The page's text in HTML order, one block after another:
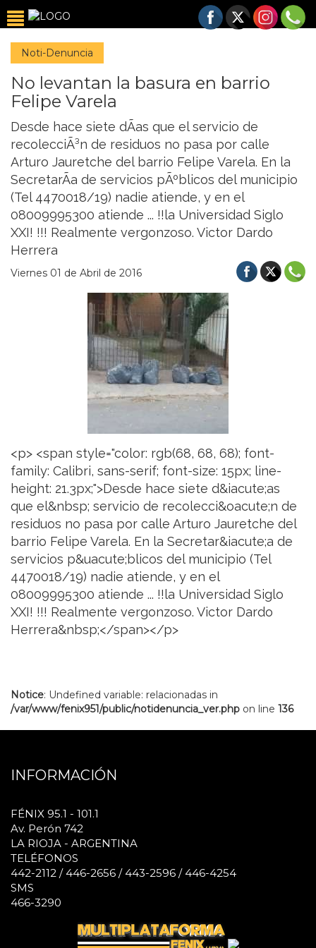
Noti-Denuncia
No levantan la basura en barrio
Felipe Varela
Desde hace siete dÃ­as que el servicio de
recolecciÃ³n de residuos no pasa por calle
Arturo Jauretche del barrio Felipe Varela. En la
SecretarÃ­a de servicios pÃºblicos del municipio
(Tel 4470018/19) nadie atiende, y en el
08009995300 atiende ... !!la Universidad Siglo
XXI! !!! Realmente vergonzoso. Victor Dardo
Herrera
Viernes 01 de Abril de 2016
<p> <span style="color: rgb(68, 68, 68); font-
family: Calibri, sans-serif; font-size: 15px; line-
height: 21.3px;">Desde hace siete d&iacute;as
que el&nbsp; servicio de recolecci&oacute;n de
residuos no pasa por calle Arturo Jauretche del
barrio Felipe Varela. En la Secretar&iacute;a de
servicios p&uacute;blicos del municipio (Tel
4470018/19) nadie atiende, y en el
08009995300 atiende ... !!la Universidad Siglo
XXI! !!! Realmente vergonzoso. Victor Dardo
Herrera&nbsp;</span></p>
Notice: Undefined variable: relacionadas in
/var/www/fenix951/public/notidenuncia_ver.php on line 136
INFORMACIÓN
FÉNIX 95.1 - 101.1
Av. Perón 742
LA RIOJA - ARGENTINA
TELÉFONOS
442-2112 / 446-2656 / 443-2596 / 446-4254
SMS
466-3290